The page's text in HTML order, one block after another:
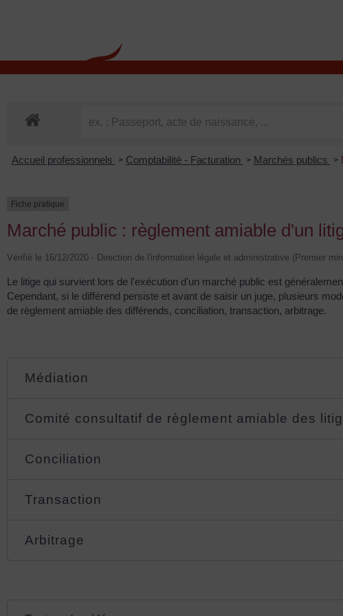
Accueil professionnels > Comptabilité - Facturation > Marchés publics >
Fiche pratique
Marché public : règlement amiable d'un
Vérifié le 16/12/2020 - Direction de l'information légale et administrative (Premier
Le litige qui survient lors de l'exécution d'un marché public est
Cependant, si le différend persiste et avant de saisir un juge, plusieurs
de règlement amiable des différends, conciliation, transaction, arbitrage.
Médiation
Comité consultatif de règlement amiable des
Conciliation
Transaction
Arbitrage